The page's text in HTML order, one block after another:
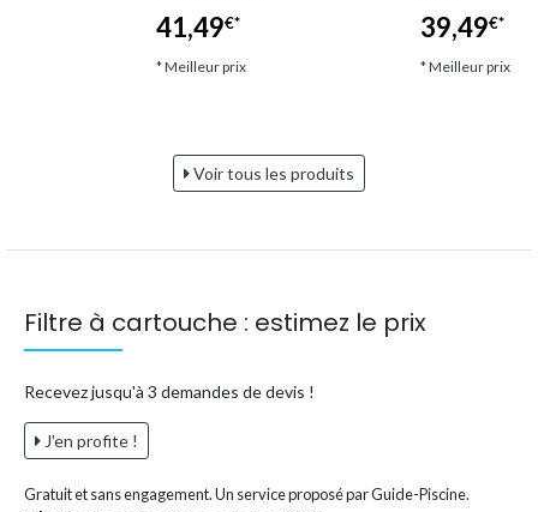
41,49€*
* Meilleur prix
39,49€*
* Meilleur prix
Voir tous les produits
Filtre à cartouche : estimez le prix
Recevez jusqu'à 3 demandes de devis !
J'en profite !
Gratuit et sans engagement. Un service proposé par Guide-Piscine.